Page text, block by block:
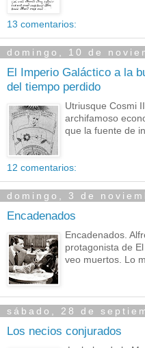
13 comentarios:
domingo, 10 de
El Imperio Galáctico a la
del tiempo perdido
Utriusque Cosmi
archifamoso
que la fuente de
12 comentarios:
domingo, 3 de
Encadenados
Encadenados.
protagonista de
veo muertos. Lo
sábado, 28 de
Los necios conjurados